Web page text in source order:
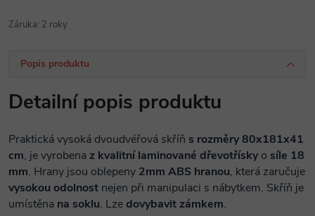
Záruka: 2 roky
Popis produktu
Detailní popis produktu
Praktická vysoká dvoudvéřová skříň s rozměry 80x181x41
cm, je vyrobena z kvalitní laminované dřevotřísky o síle 18
mm. Hrany jsou oblepeny 2mm ABS hranou, která zaručuje
vysokou odolnost nejen při manipulaci s nábytkem. Skříň je
umístěna na soklu. Lzedovybavit zámkem.